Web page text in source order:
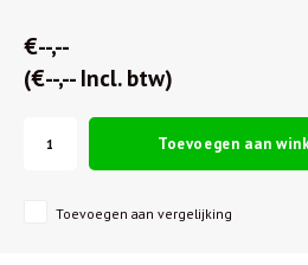
€--,--
(€--,-- Incl. btw)
Toevoegen aan
Toevoegen aan vergelijking